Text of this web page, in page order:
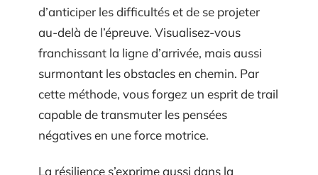
d’anticiper les difficultés et de se projeter
au-delà de l’épreuve. Visualisez-vous
franchissant la ligne d’arrivée, mais aussi
surmontant les obstacles en chemin. Par
cette méthode, vous forgez un esprit de trail
capable de transmuter les pensées
négatives en une force motrice.
La résilience s’exprime aussi dans la